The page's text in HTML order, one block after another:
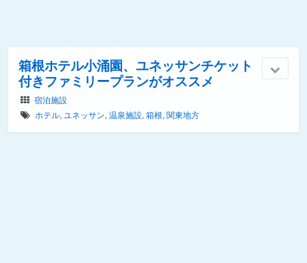
箱根ホテル小涌園、ユネッサンチケット
付きファミリープランがオススメ
宿泊施設
ホテル, ユネッサン,温泉施設,箱根,関東地方